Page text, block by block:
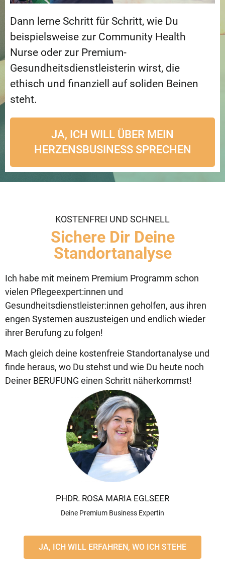
Dann lerne Schritt für Schritt, wie Du
beispielsweise zur Community Health
Nurse oder zur Premium-
Gesundheitsdienstleisterin wirst, die
ethisch und finanziell auf soliden Beinen
steht.
JA, ICH WILL ÜBER MEIN
HERZENSBUSINESS SPRECHEN
KOSTENFREI UND SCHNELL
Sichere Dir Deine
Standortanalyse
Ich habe mit meinem Premium Programm schon
vielen Pflegeexpert:innen und
Gesundheitsdienstleister:innen geholfen, aus ihren
engen Systemen auszusteigen und endlich wieder
ihrer Berufung zu folgen!
Mach gleich deine kostenfreie Standortanalyse und
finde heraus, wo Du stehst und wie Du heute noch
Deiner BERUFUNG einen Schritt näherkommst!
PHDR. ROSA MARIA EGLSEER
Deine Premium Business Expertin
JA, ICH WILL ERFAHREN, WO ICH STEHE